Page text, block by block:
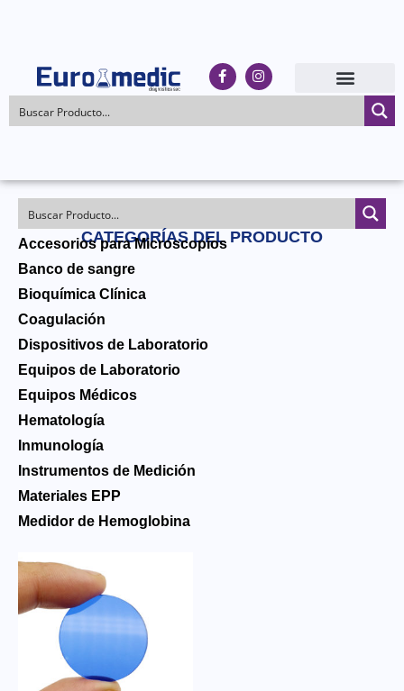
CATEGORÍAS DEL PRODUCTO
Accesorios para Microscopios
Banco de sangre
Bioquímica Clínica
Coagulación
Dispositivos de Laboratorio
Equipos de Laboratorio
Equipos Médicos
Hematología
Inmunología
Instrumentos de Medición
Materiales EPP
Medidor de Hemoglobina